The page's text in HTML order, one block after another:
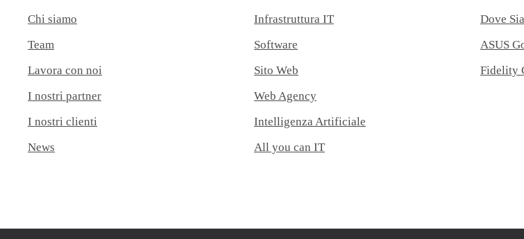
Chi siamo
Team
Lavora con noi
I nostri partner
I nostri clienti
News
Infrastruttura IT
Software
Sito Web
Web Agency
Intelligenza Artificiale
All you can IT
Dove
ASUS
Fidelity